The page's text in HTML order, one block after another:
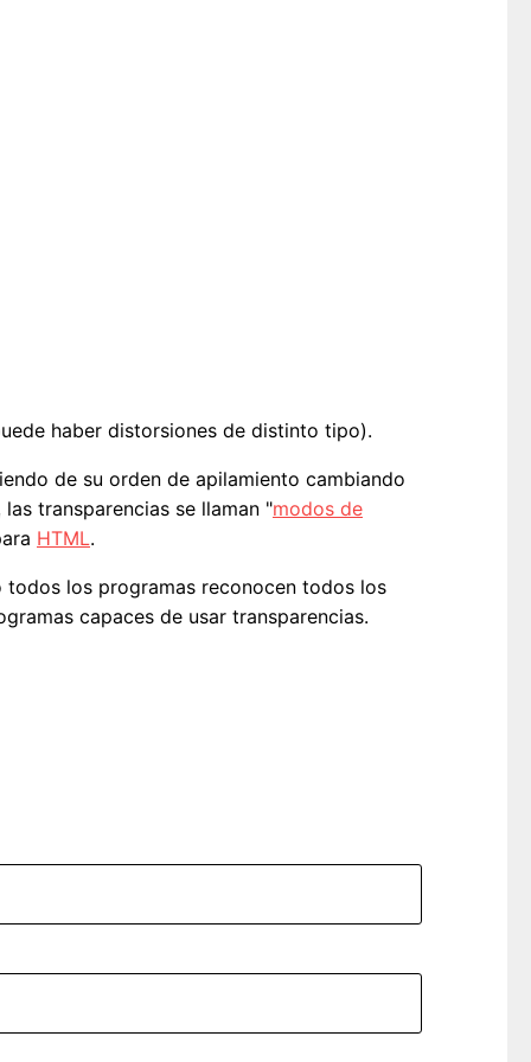
haber distorsiones de distinto tipo).
de su orden de apilamiento cambiando
las transparencias se llaman "modos de
HTML.
los programas reconocen todos los
capaces de usar transparencias.